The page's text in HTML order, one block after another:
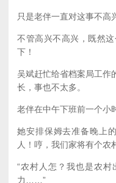
只是老伴一直对这事不高
不管高兴不高兴，既然
下！
吴斌赶忙给省档案局工
长，事也不太多。
老伴在中午下班前一个小
她安排保姆去准备晚上
人！哼，我们家将有个农
“农村人怎？我也是农村
力……”